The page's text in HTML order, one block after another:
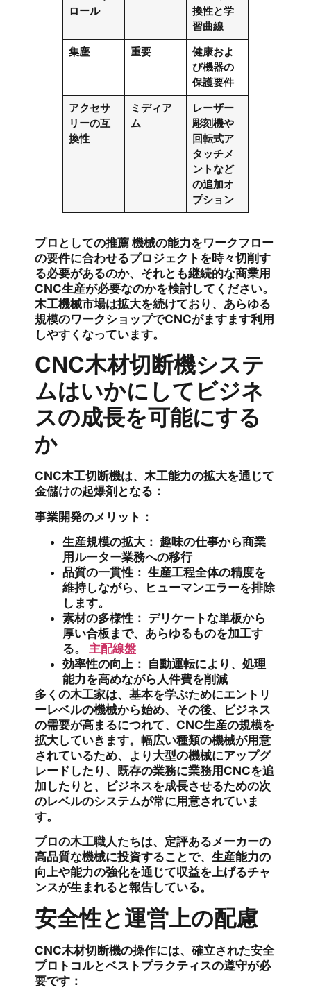
ロール
換性と学
習曲線
集塵
重要
健康およ
び機器の
保護要件
アクセサ
リーの互
換性
ミディア
ム
レーザー
彫刻機や
回転式ア
タッチメ
ントなど
の追加オ
プション
プロとしての推薦 機械の能力をワークフロー
の要件に合わせるプロジェクトを時々切削す
る必要があるのか、それとも継続的な商業用
CNC生産が必要なのかを検討してください。
木工機械市場は拡大を続けており、あらゆる
規模のワークショップでCNCがますます利用
しやすくなっています。
CNC木材切断機システ
ムはいかにしてビジネ
スの成長を可能にする
か
CNC木工切断機は、木工能力の拡大を通じて
金儲けの起爆剤となる：
事業開発のメリット：
生産規模の拡大： 趣味の仕事から商業
用ルーター業務への移行
品質の一貫性： 生産工程全体の精度を
維持しながら、ヒューマンエラーを排除
します。
素材の多様性： デリケートな単板から
厚い合板まで、あらゆるものを加工す
る。 主配線盤
効率性の向上： 自動運転により、処理
能力を高めながら人件費を削減
多くの木工家は、基本を学ぶためにエントリ
ーレベルの機械から始め、その後、ビジネス
の需要が高まるにつれて、CNC生産の規模を
拡大していきます。幅広い種類の機械が用意
されているため、より大型の機械にアップグ
レードしたり、既存の業務に業務用CNCを追
加したりと、ビジネスを成長させるための次
のレベルのシステムが常に用意されていま
す。
プロの木工職人たちは、定評あるメーカーの
高品質な機械に投資することで、生産能力の
向上や能力の強化を通じて収益を上げるチャ
ンスが生まれると報告している。
安全性と運営上の配慮
CNC木材切断機の操作には、確立された安全
プロトコルとベストプラクティスの遵守が必
要です：